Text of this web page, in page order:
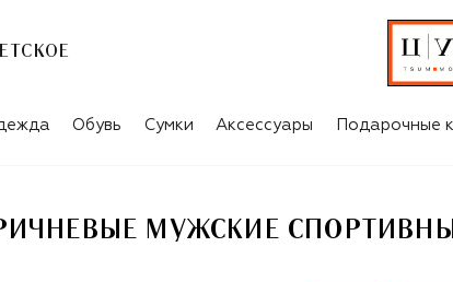
КОРИЧНЕВЫЕ МУЖСКИЕ СПОРТИВНЫЕ КРОССОВКИ BRUNELLO CUCINELLI
Обувь Сумки Аксессуары Подарочные
МУЖСКИЕ СПОРТИВНЫЕ